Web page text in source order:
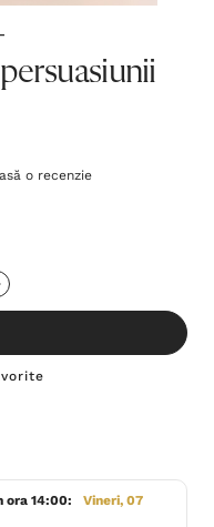
o recenzie
ora 14:00:
Vineri, 07